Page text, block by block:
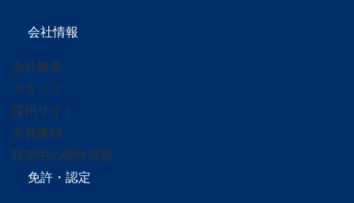
会社情報
会社概要
スタッフ
採用サイト
売買実績
販売中の物件情報
免許・認定